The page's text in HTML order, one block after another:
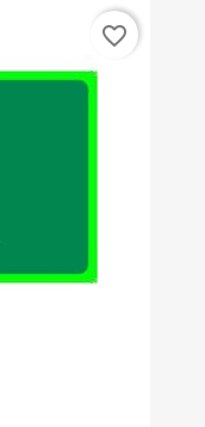
favorite_border